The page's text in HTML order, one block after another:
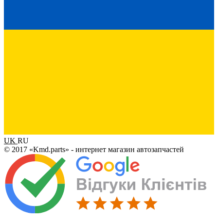
UK RU
© 2017 «Kmd.parts» - интернет магазин автозапчастей